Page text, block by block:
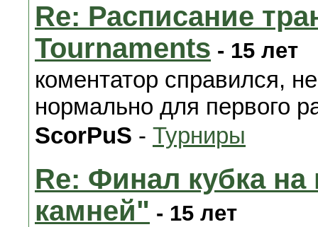
Re: Расписание
Tournaments - 15 лет
коментатор справился,
нормально для первого
ScorPuS - Турниры
Re: Финал кубка
камней" - 15 лет